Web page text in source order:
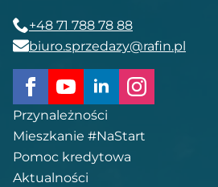
+48 71 788 78 88
biuro.sprzedazy@rafin.pl
Przynależności
Mieszkanie #NaStart
Pomoc kredytowa
Aktualności